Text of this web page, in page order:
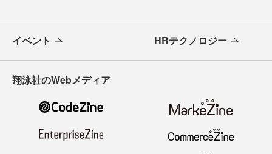
イベント HRテクノロジー
翔泳社のWebメディア